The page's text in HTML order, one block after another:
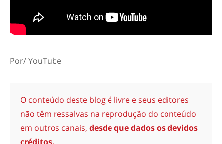
Por/ YouTube
O conteúdo deste blog é livre e seus editores
não têm ressalvas na reprodução do conteúdo
em outros canais, desde que dados os devidos
créditos.